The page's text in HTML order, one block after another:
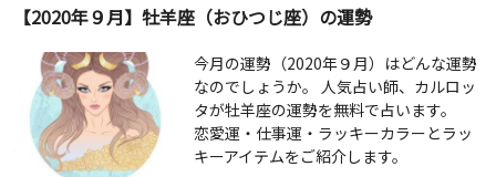
【2020年９月】牡羊座（おひつじ座）の運勢
今月の運勢（2020年９月）はどんな運勢
なのでしょうか。 人気占い師、カルロッ
タが牡羊座の運勢を無料で占います。
恋愛運・仕事運・ラッキーカラーとラッ
キーアイテムをご紹介します。